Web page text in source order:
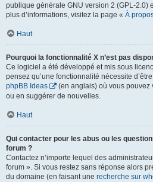
publique générale GNU version 2 (GPL-2.0)
plus d’informations, visitez la page « À
Haut
Pourquoi la fonctionnalité X n’est pas
Ce logiciel a été développé et mis sous
pensez qu’une fonctionnalité nécessite
phpBB Ideas
(en anglais) où vous
ou en suggérer de nouvelles.
Haut
Qui contacter pour les abus ou les
forum ?
Contactez n’importe lequel des
forum ». Si vous restez sans réponse alors
du domaine (en faisant une recherche sur